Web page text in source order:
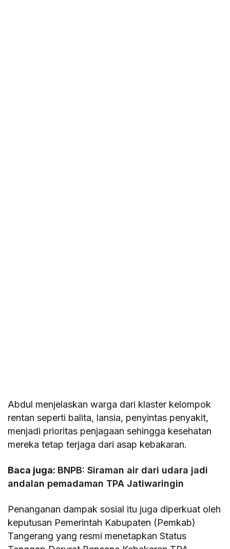
Abdul menjelaskan warga dari klaster kelompok
rentan seperti balita, lansia, penyintas penyakit,
menjadi prioritas penjagaan sehingga kesehatan
mereka tetap terjaga dari asap kebakaran.
Baca juga: BNPB: Siraman air dari udara jadi
andalan pemadaman TPA Jatiwaringin
Penanganan dampak sosial itu juga diperkuat oleh
keputusan Pemerintah Kabupaten (Pemkab)
Tangerang yang resmi menetapkan Status